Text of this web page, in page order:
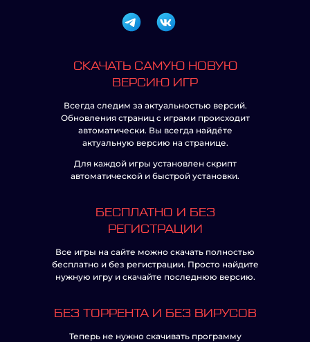
СКАЧАТЬ САМУЮ НОВУЮ
ВЕРСИЮ ИГР
Всегда следим за актуальностью версий.
Обновления страниц с играми происходит
автоматически. Вы всегда найдёте
актуальную версию на странице.
Для каждой игры установлен скрипт
автоматической и быстрой установки.
БЕСПЛАТНО И БЕЗ
РЕГИСТРАЦИИ
Все игры на сайте можно скачать полностью
бесплатно и без регистрации. Просто найдите
нужную игру и скачайте последнюю версию.
БЕЗ ТОРРЕНТА И БЕЗ ВИРУСОВ
Теперь не нужно скачивать программу